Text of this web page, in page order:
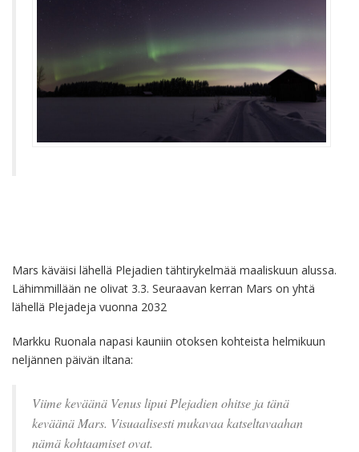
Mars käväisi lähellä Plejadien tähtirykelmää maaliskuun alussa.
Lähimmillään ne olivat 3.3. Seuraavan kerran Mars on yhtä
lähellä Plejadeja vuonna 2032
Markku Ruonala napasi kauniin otoksen kohteista helmikuun
neljännen päivän iltana:
Viime keväänä Venus lipui Plejadien ohitse ja tänä
keväänä Mars. Visuaalisesti mukavaa katseltavaahan
nämä kohtaamiset ovat.